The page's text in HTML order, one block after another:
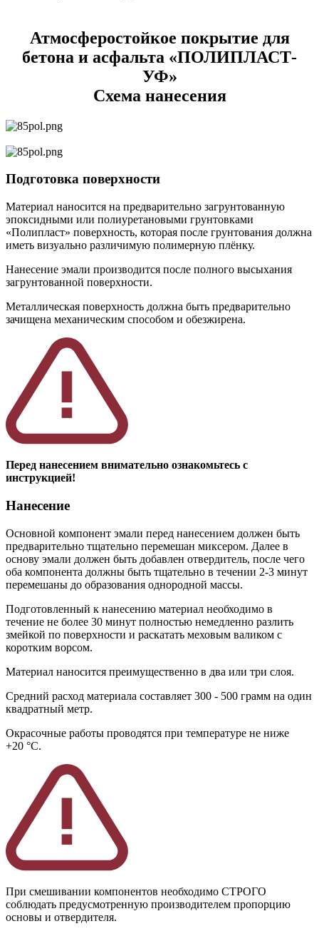
Атмосферостойкое покрытие для
бетона и асфальта «ПОЛИПЛАСТ-
УФ»
Схема нанесения
Подготовка поверхности
Материал наносится на предварительно загрунтованную
эпоксидными или полиуретановыми грунтовками
«Полипласт» поверхность, которая после грунтования должна
иметь визуально различимую полимерную плёнку.
Нанесение эмали производится после полного высыхания
загрунтованной поверхности.
Металлическая поверхность должна быть предварительно
зачищена механическим способом и обезжирена.
Перед нанесением внимательно ознакомьтесь с
инструкцией!
Нанесение
Основной компонент эмали перед нанесением должен быть
предварительно тщательно перемешан миксером. Далее в
основу эмали должен быть добавлен отвердитель, после чего
оба компонента должны быть тщательно в течении 2-3 минут
перемешаны до образования однородной массы.
Подготовленный к нанесению материал необходимо в
течение не более 30 минут полностью немедленно разлить
змейкой по поверхности и раскатать меховым валиком с
коротким ворсом.
Материал наносится преимущественно в два или три слоя.
Средний расход материала составляет 300 - 500 грамм на один
квадратный метр.
Окрасочные работы проводятся при температуре не ниже
+20 °С.
При смешивании компонентов необходимо СТРОГО
соблюдать предусмотренную производителем пропорцию
основы и отвердителя.